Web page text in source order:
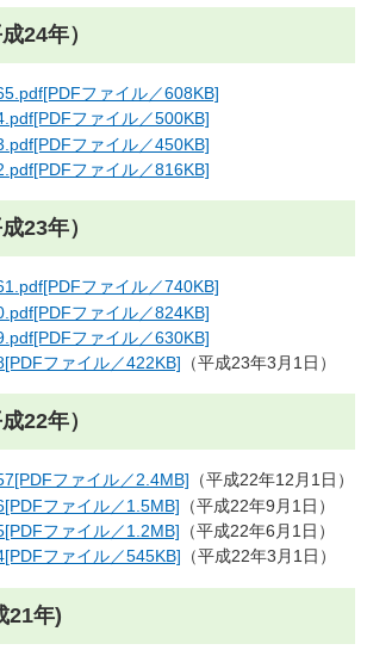
24年）
ファイル／608KB]
ファイル／500KB]
ファイル／450KB]
ファイル／816KB]
23年）
ファイル／740KB]
ファイル／824KB]
ファイル／630KB]
ファイル／422KB] （平成23年3月1日）
22年）
ファイル／2.4MB] （平成22年12月1日）
ファイル／1.5MB] （平成22年9月1日）
ファイル／1.2MB] （平成22年6月1日）
ファイル／545KB] （平成22年3月1日）
21年)